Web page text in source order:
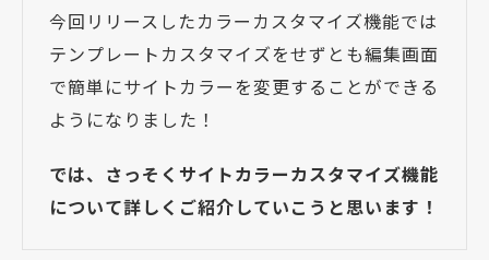
今回リリースしたカラーカスタマイズ機能では
テンプレートカスタマイズをせずとも編集画面
で簡単にサイトカラーを変更することができる
ようになりました！
では、さっそくサイトカラーカスタマイズ機能
について詳しくご紹介していこうと思います！